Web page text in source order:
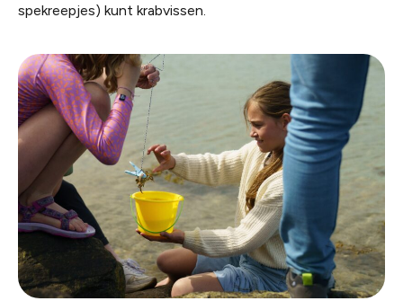
spekreepjes) kunt krabvissen.